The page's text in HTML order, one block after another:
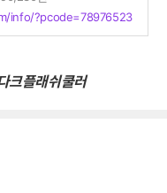
info/?pcode=78976523
크플래쉬쿨러